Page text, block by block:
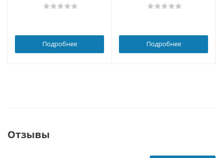
Подробнее Подробнее
Отзывы